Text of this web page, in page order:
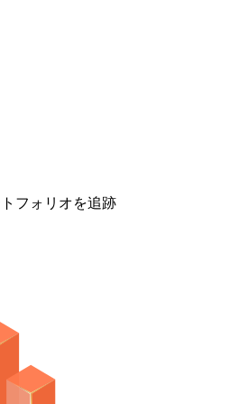
フォリオを追跡